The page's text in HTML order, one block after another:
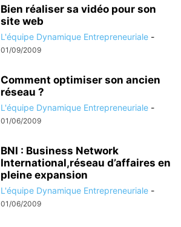
Bien réaliser sa vidéo pour son
site web
L'équipe Dynamique Entrepreneuriale -
01/09/2009
Comment optimiser son ancien
réseau ?
L'équipe Dynamique Entrepreneuriale -
01/06/2009
BNI : Business Network
International,réseau d’affaires en
pleine expansion
L'équipe Dynamique Entrepreneuriale -
01/06/2009